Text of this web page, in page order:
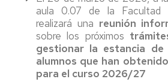
aula 0.07 de la Facultad
realizará una reunión
sobre los próximos
gestionar la estancia de
alumnos que han
para el curso 2026/27